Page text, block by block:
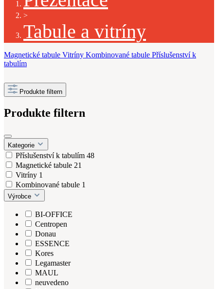
>
Tabule a vitríny
Magnetické tabule Vitríny Kombinované tabule Příslušenství k
tabulím
Produkte filtern
Produkte filtern
Kategorie
Příslušenství k tabulím 48
Magnetické tabule 21
Vitríny 1
Kombinované tabule 1
Výrobce
BI-OFFICE
Centropen
Donau
ESSENCE
Kores
Legamaster
MAUL
neuvedeno